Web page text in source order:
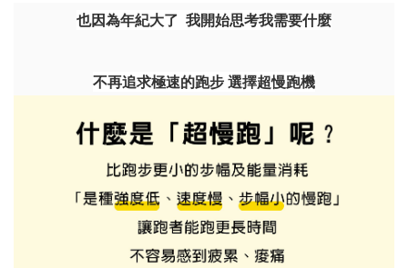
也因為年紀大了 我開始思考我需要什麼
不再追求極速的跑步 選擇超慢跑機